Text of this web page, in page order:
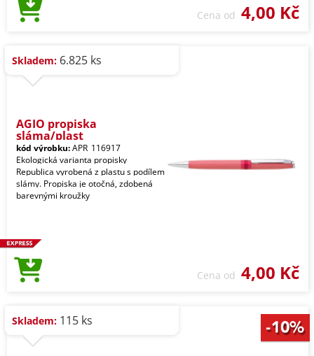
Cena od 4,00 Kč
Skladem: 6.825 ks
AGIO propiska
sláma/plast
kód výrobku:APR_116917
Ekologická varianta propisky
Republica vyrobená z plastu s podílem
slámy. Propiska je otočná, zdobená
barevnými kroužky
Cena od 4,00 Kč
Skladem: 115 ks